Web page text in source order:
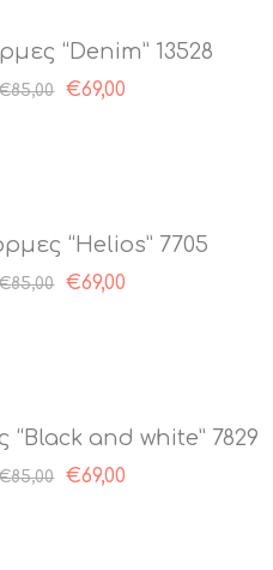
“Denim” 13528
85,00 €69,00
“Helios” 7705
85,00 €69,00
and white” 7829
85,00 €69,00